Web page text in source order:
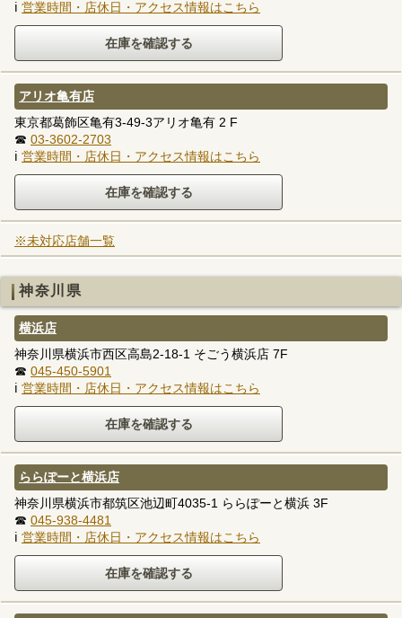
ℹ 営業時間・店休日・アクセス情報はこちら
アリオ亀有店
東京都葛飾区亀有3-49-3アリオ亀有 2 F
☎ 03-3602-2703
ℹ 営業時間・店休日・アクセス情報はこちら
※未対応店舗一覧
神奈川県
横浜店
神奈川県横浜市西区高島2-18-1 そごう横浜店 7F
☎ 045-450-5901
ℹ 営業時間・店休日・アクセス情報はこちら
ららぽーと横浜店
神奈川県横浜市都筑区池辺町4035-1 ららぽーと横浜 3F
☎ 045-938-4481
ℹ 営業時間・店休日・アクセス情報はこちら